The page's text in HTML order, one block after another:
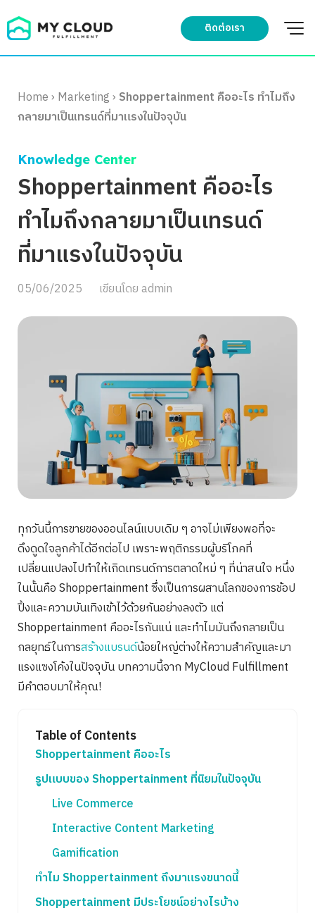
to
ติดต่อเรา
Home› Marketing› Shoppertainment คืออะไร ทำไมถึง
กลายมาเป็นเทรนด์ที่มาแรงในปัจจุบัน
Knowledge Center
Shoppertainment คืออะไร
ทำไมถึงกลายมาเป็นเทรนด์
ที่มาแรงในปัจจุบัน
05/06/2025 เขียนโดยadmin
ทุกวันนี้การขายของออนไลน์แบบเดิม ๆ อาจไม่เพียงพอที่จะ
ดึงดูดใจลูกค้าได้อีกต่อไป เพราะพฤติกรรมผู้บริโภคที่
เปลี่ยนแปลงไปทำให้เกิดเทรนด์การตลาดใหม่ ๆ ที่น่าสนใจ หนึ่ง
ในนั้นคือ Shoppertainment ซึ่งเป็นการผสานโลกของการช้อป
ปิ้งและความบันเทิงเข้าไว้ด้วยกันอย่างลงตัว แต่
Shoppertainment คืออะไรกันแน่ และทำไมมันถึงกลายเป็น
กลยุทธ์ในการสร้างแบรนด์น้อยใหญ่ต่างให้ความสำคัญและมา
แรงแซงโค้งในปัจจุบัน บทความนี้จาก MyCloud Fulfillment
มีคำตอบมาให้คุณ!
Table of Contents
Shoppertainment คืออะไร
รูปแบบของ Shoppertainment ที่นิยมในปัจจุบัน
Live Commerce
Interactive Content Marketing
Gamification
ทำไม Shoppertainment ถึงมาแรงขนาดนี้
Shoppertainment มีประโยชน์อย่างไรบ้าง